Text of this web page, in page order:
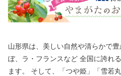
山形県は、美しい自然や清らかで
ぼ、ラ・フランスなど 全国に誇れ
ます。 そして、「つや姫」「雪若